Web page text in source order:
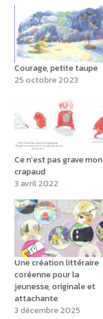
Courage, petite taupe
25 octobre 2023
Ce n’est pas grave mon
crapaud
3 avril 2022
Une création littéraire
coréenne pour la
jeunesse, originale et
attachante
3 décembre 2025